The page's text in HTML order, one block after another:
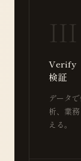
III
Verify
検証
データ
析、業
える。